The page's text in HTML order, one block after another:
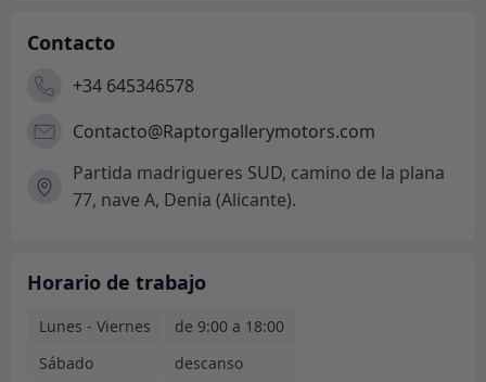
Contacto
+34 645346578
Contacto@Raptorgallerymotors.com
Partida madrigueres SUD, camino de la plana
77, nave A, Denia (Alicante).
Horario de trabajo
Lunes - Viernes
de 9:00 a 18:00
Sábado
descanso